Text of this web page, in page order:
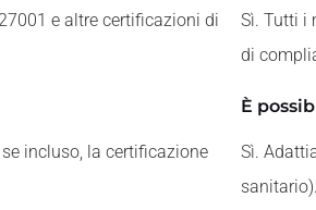
27001 e altre certificazioni di
Sì. Tutti i
di
incluso, la certificazione
È
Sì.
sanitario).